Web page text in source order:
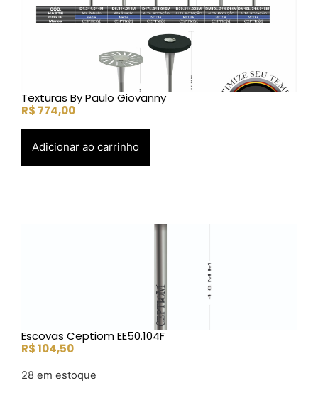
Texturas By Paulo Giovanny
R$ 774,00
Adicionar ao carrinho
Escovas Ceptiom EE50.104F
R$104,50
28 em estoque